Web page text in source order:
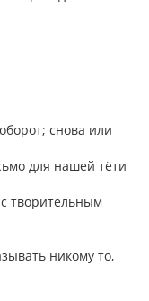
снова или
для нашей тёти
творительным
никому то,